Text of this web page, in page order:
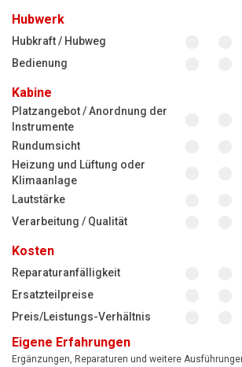
Hubwerk
Hubkraft / Hubweg
Bedienung
Kabine
Platzangebot / Anordnung der
Instrumente
Rundumsicht
Heizung und Lüftung oder
Klimaanlage
Lautstärke
Verarbeitung / Qualität
Kosten
Reparaturanfälligkeit
Ersatzteilpreise
Preis/Leistungs-Verhältnis
Eigene Erfahrungen
Ergänzungen, Reparaturen und weitere